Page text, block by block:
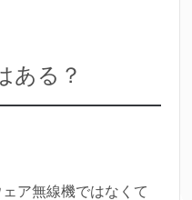
ある？
ア無線機ではなくて